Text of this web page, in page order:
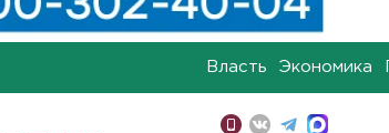
Власть Экономика